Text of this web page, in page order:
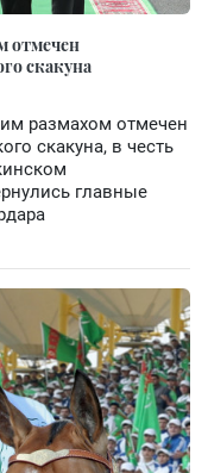
отмечен
скакуна
размахом отмечен
скакуна, в честь
главные